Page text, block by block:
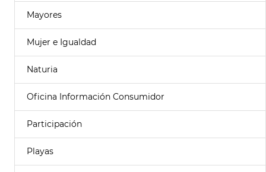
Mayores
Mujer e Igualdad
Naturia
Oficina Información Consumidor
Participación
Playas